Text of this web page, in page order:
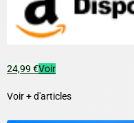
24,99 €Voir
Voir + d'articles